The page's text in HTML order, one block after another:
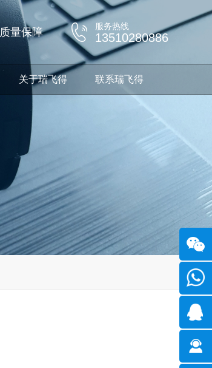
服务热线
13510280886
质量保障
关于瑞飞得 联系瑞飞得
微信